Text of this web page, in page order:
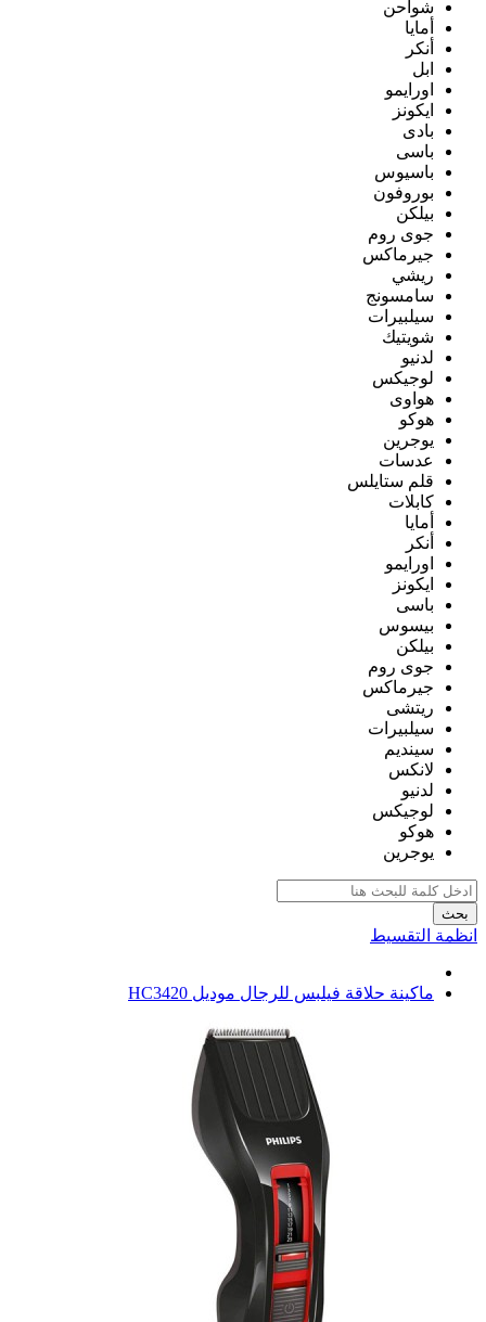
شواحن
أمايا
أنكر
ابل
اورايمو
ايكونز
بادى
باسى
باسيوس
بوروفون
بيلكن
جوى روم
جيرماكس
ريشي
سامسونج
سيلبيرات
شويتيك
لدنيو
لوجيكس
هواوى
هوكو
يوجرين
عدسات
قلم ستايلس
كابلات
أمايا
أنكر
اورايمو
ايكونز
باسى
بيسوس
بيلكن
جوى روم
جيرماكس
ريتشى
سيلبيرات
سينديم
لانكس
لدنيو
لوجيكس
هوكو
يوجرين
بحث
انظمة التقسيط
ماكينة حلاقة فيلبس للرجال موديل HC3420